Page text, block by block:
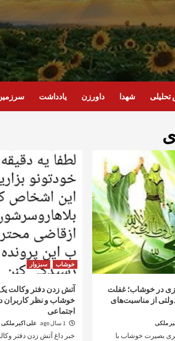
شهدا داورزن یادداشت
در خوشاب؛ غفلت
از مناسبت‌های
ملکی
بصیرت خوشاب با
خوشاب سبزوار
آتش زدن دفتر وکالت
خوشاب و نظر کاربران
اجتماعی
1 سال ago علی اکبر ملکی
خبر داغ آتش زدن دفتر